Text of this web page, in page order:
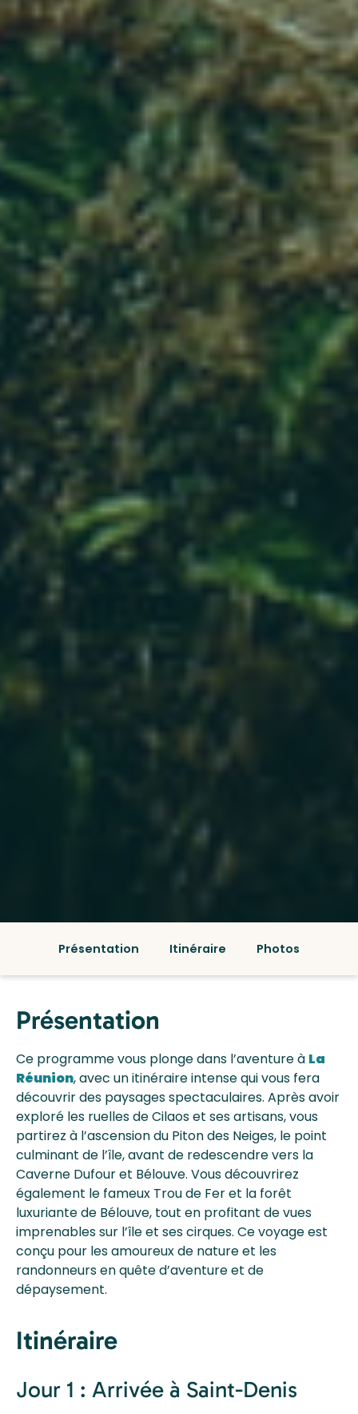
Présentation Itinéraire Photos
Présentation
Ce programme vous plonge dans l’aventure à La
Réunion, avec un itinéraire intense qui vous fera
découvrir des paysages spectaculaires. Après avoir
exploré les ruelles de Cilaos et ses artisans, vous
partirez à l’ascension du Piton des Neiges, le point
culminant de l’île, avant de redescendre vers la
Caverne Dufour et Bélouve. Vous découvrirez
également le fameux Trou de Fer et la forêt
luxuriante de Bélouve, tout en profitant de vues
imprenables sur l’île et ses cirques. Ce voyage est
conçu pour les amoureux de nature et les
randonneurs en quête d’aventure et de
dépaysement.
Itinéraire
Jour 1 : Arrivée à Saint-Denis